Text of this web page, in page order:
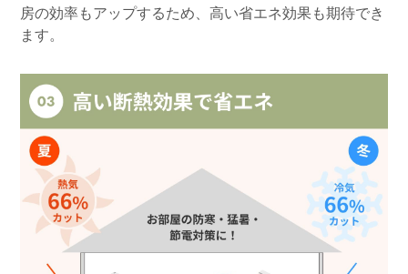
房の効率もアップするため、高い省エネ効果も期待でき
ます。